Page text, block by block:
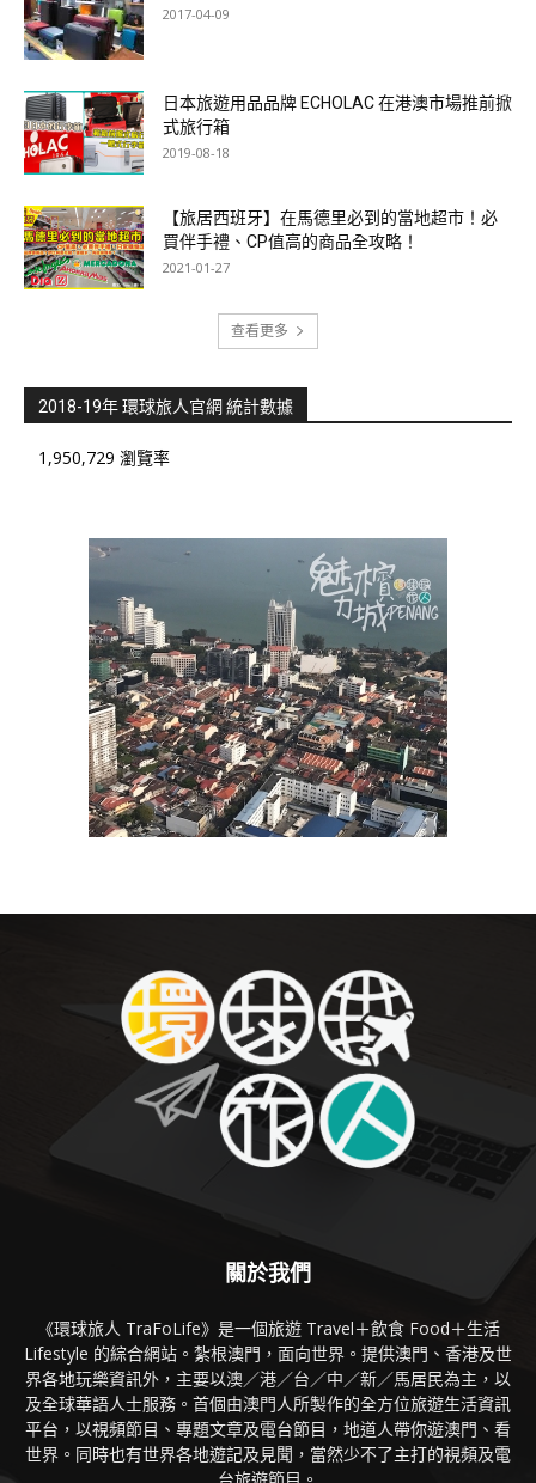
2017-04-09
日本旅遊用品品牌 ECHOLAC 在港澳市場推前掀
式旅行箱
2019-08-18
【旅居西班牙】在馬德里必到的當地超市！必
買伴手禮、CP值高的商品全攻略！
2021-01-27
查看更多
2018-19年 環球旅人官網 統計數據
1,950,729 瀏覽率
關於我們
《環球旅人 TraFoLife》是一個旅遊 Travel＋飲食 Food＋生活
Lifestyle 的綜合網站。紮根澳門，面向世界。提供澳門、香港及世
界各地玩樂資訊外，主要以澳／港／台／中／新／馬居民為主，以
及全球華語人士服務。首個由澳門人所製作的全方位旅遊生活資訊
平台，以視頻節目、專題文章及電台節目，地道人帶你遊澳門、看
世界。同時也有世界各地遊記及見聞，當然少不了主打的視頻及電
台旅遊節目。